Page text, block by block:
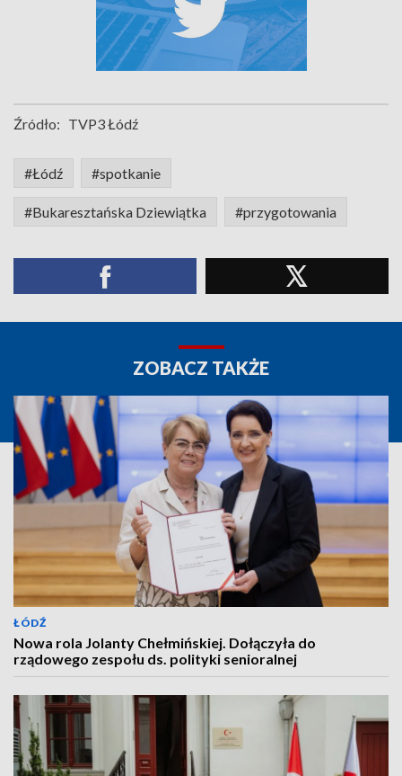
Źródło: TVP3 Łódź
#Łódź #spotkanie
#Bukaresztańska Dziewiątka #przygotowania
ZOBACZ TAKŻE
ŁÓDŹ
Nowa rola Jolanty Chełmińskiej. Dołączyła do
rządowego zespołu ds. polityki senioralnej